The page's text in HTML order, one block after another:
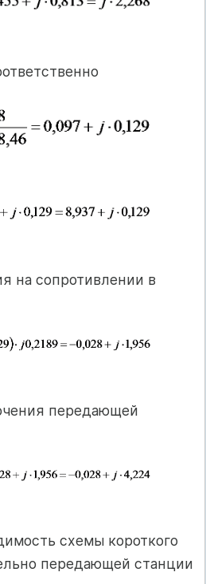
на сопротивлении в
передающей
схемы короткого
передающей станции